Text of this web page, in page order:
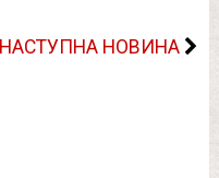
НАСТУПНА НОВИНА